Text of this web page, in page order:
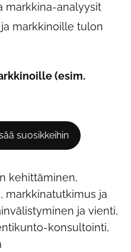
markkina-analyysit
markkinoille tulon
(esim.
suosikkeihin
kehittäminen,
markkinatutkimus ja
ja vienti,
konsultointi,